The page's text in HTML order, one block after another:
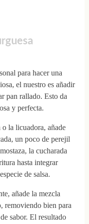
para hacer una
el nuestro es añadir
pan rallado. Esto da
y perfecta.
la licuadora, añade
un poco de perejil
la cucharada
hasta integrar
de salsa.
añade la mezcla
removiendo bien para
sabor. El resultado